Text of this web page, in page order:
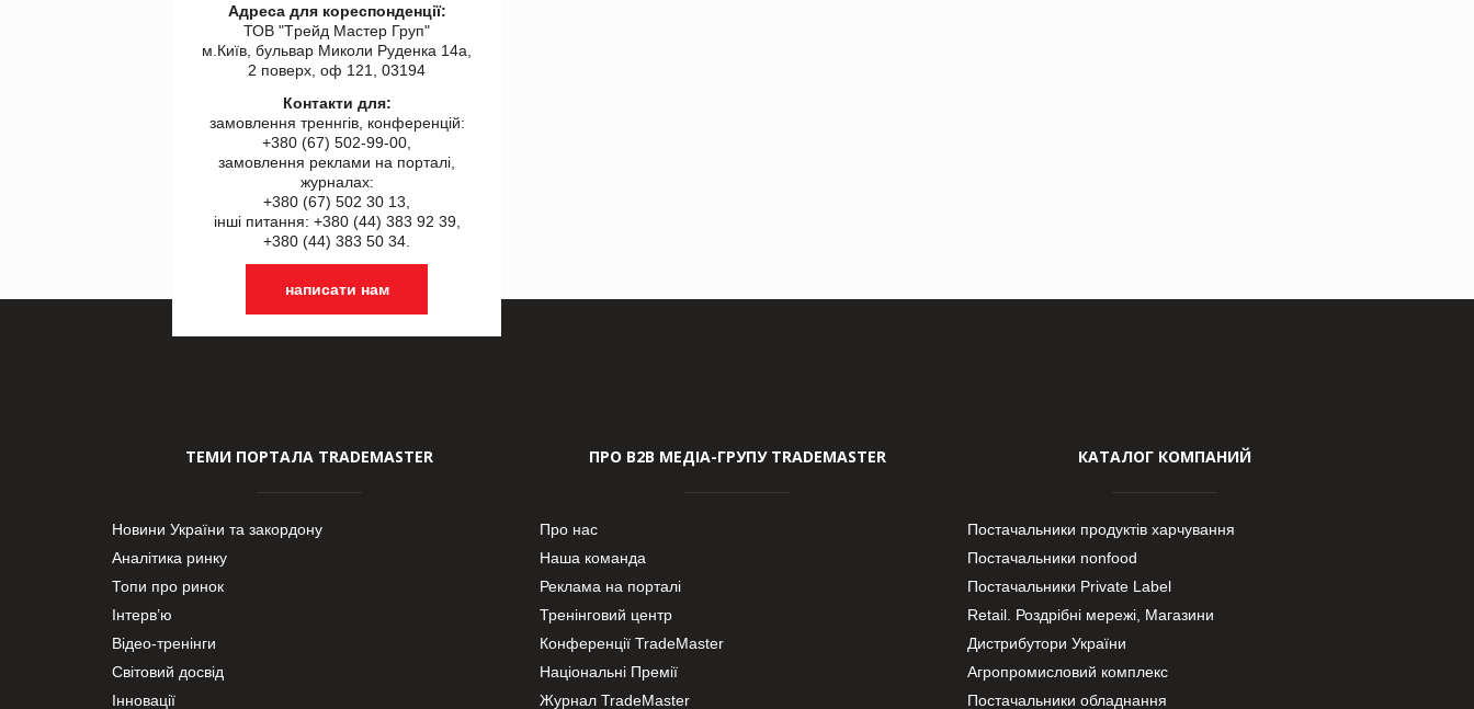
Адреса для кореспонденції:
ТОВ "Tрейд Мастер Груп"
м.Київ, бульвар Миколи Руденка 14а,
2 поверх, оф 121, 03194
Контакти для:
замовлення треннгів, конференцій:
+380 (67) 502-99-00,
замовлення реклами на порталі,
журналах:
+380 (67) 502 30 13,
інші питання: +380 (44) 383 92 39,
+380 (44) 383 50 34.
написати нам
ТЕМИ ПОРТАЛА TRADEMASTER
Новини України та закордону
Аналітика ринку
Топи про ринок
Інтерв’ю
Відео-тренінги
Світовий досвід
Інновації
ПРО В2В МЕДІА-ГРУПУ TRADEMASTER
Про нас
Наша команда
Реклама на порталі
Тренінговий центр
Конференції TradeMaster
Національні Премії
Журнал TradeMaster
КАТАЛОГ КОМПАНИЙ
Постачальники продуктів харчування
Постачальники nonfood
Постачальники Private Label
Retail. Роздрібні мережі, Магазини
Дистрибутори України
Агропромисловий комплекс
Постачальники обладнання